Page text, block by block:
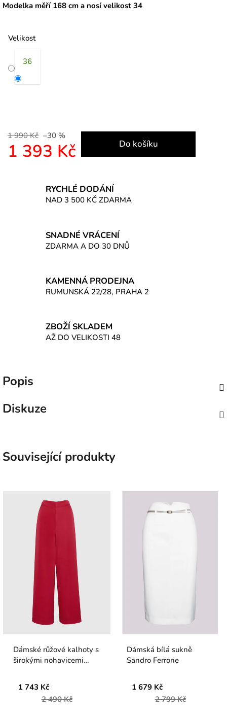
Modelka měří 168 cm a nosí velikost 34
Velikost
36
1 990 Kč –30 %
1 393 Kč Do košíku
RYCHLÉ DODÁNÍ
NAD 3 500 KČ ZDARMA
SNADNÉ VRÁCENÍ
ZDARMA A DO 30 DNŮ
KAMENNÁ PRODEJNA
RUMUNSKÁ 22/28, PRAHA 2
ZBOŽÍ SKLADEM
AŽ DO VELIKOSTI 48
Popis
Diskuze
Související produkty
Dámské růžové kalhoty s
širokými nohavicemi
1 743 Kč
2 490 Kč
Dámská bílá sukně
Sandro Ferrone
1 679 Kč
2 799 Kč